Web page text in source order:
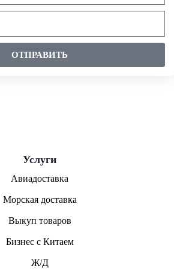
ОТПРАВИТЬ
Услуги
Авиадоставка
Морская доставка
Выкуп товаров
Бизнес с Китаем
Ж/Д